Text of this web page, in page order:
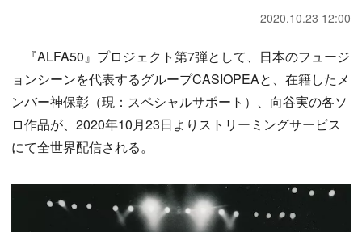
2020.10.23 12:00
『ALFA50』プロジェクト第7弾として、日本のフュージ
ョンシーンを代表するグループCASIOPEAと、在籍したメ
ンバー神保彰（現：スペシャルサポート）、向谷実の各ソ
ロ作品が、2020年10月23日よりストリーミングサービス
にて全世界配信される。